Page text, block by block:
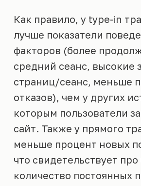
Как правило, у type-in
лучше показатели
факторов (более
средний сеанс, высокие
страниц/сеанс, меньше
отказов), чем у других
которым пользователи
сайт. Также у прямого
меньше процент новых
что свидетельствует
количество постоянных